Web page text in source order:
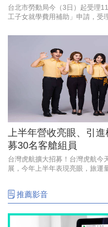
台北市勞動局今（3日）起受理
工子女就學費用補助」申請，受
內大專校院並
上半年營收亮眼、引
募30名客艙組員
台灣虎航擴大招募！台灣虎航今
展，今年上半年表現亮眼，旅運
推薦影音